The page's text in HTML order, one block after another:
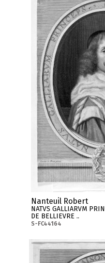
Nanteuil Robert
NATVS GALLIARVM
DE BELLIEVRE ..
S-FC44164